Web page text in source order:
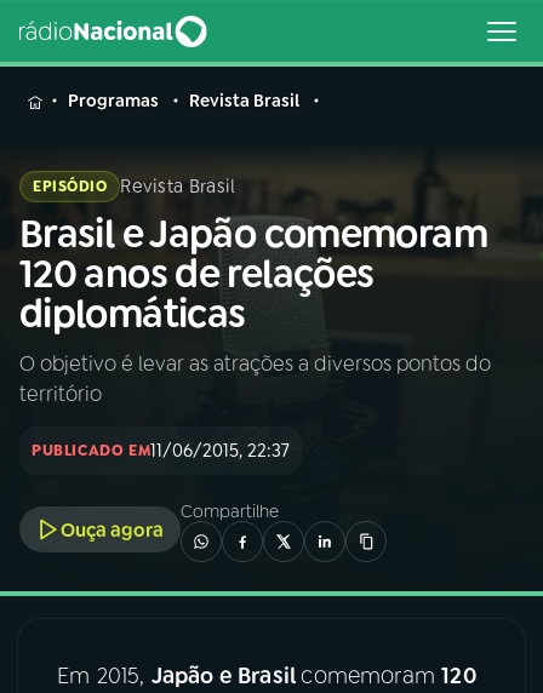
MENU
Buscar
na
Rádio
Nacional
Buscar
AO VIVO
INÍCIO
A RÁDIO
03PROGRAMAÇÃO
04 PROGRAMAS
Programas Revista Brasil
EPISÓDIO Revista Brasil
Brasil e Japão comemoram
120 anos de relações
diplomáticas
O objetivo é levar as atrações a diversos pontos do
território
PUBLICADO EM11/06/2015, 22:37
Ouça agora
Compartilhe
Em 2015, Japão e Brasilcomemoram120